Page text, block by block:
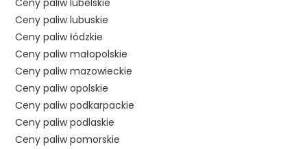
Ceny paliw lubelskie
Ceny paliw lubuskie
Ceny paliw łódzkie
Ceny paliw małopolskie
Ceny paliw mazowieckie
Ceny paliw opolskie
Ceny paliw podkarpackie
Ceny paliw podlaskie
Ceny paliw pomorskie